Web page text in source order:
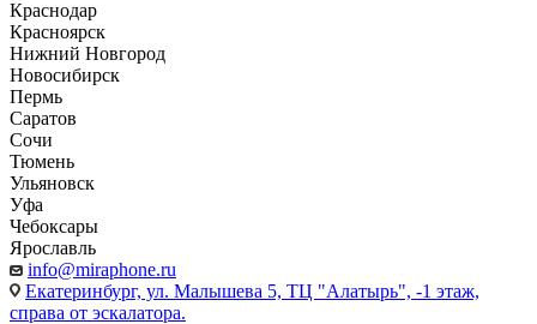
Краснодар
Красноярск
Нижний Новгород
Новосибирск
Пермь
Саратов
Сочи
Тюмень
Ульяновск
Уфа
Чебоксары
Ярославль
info@miraphone.ru
Екатеринбург, ул. Малышева 5, ТЦ "Алатырь", -1 этаж,
справа от эскалатора.